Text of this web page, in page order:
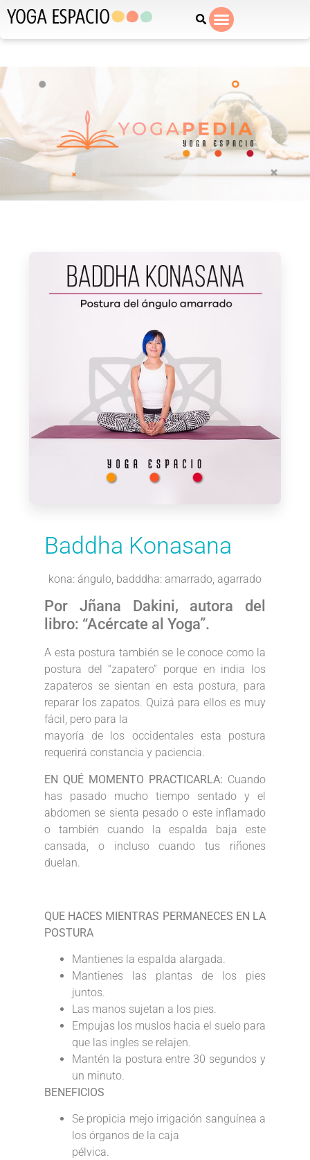
Baddha Konasana
kona: ángulo, badddha: amarrado, agarrado
Por Jñana Dakini, autora del
libro: “Acércate al Yoga”.
A esta postura también se le conoce como la
postura del “zapatero” porque en india los
zapateros se sientan en esta postura, para
reparar los zapatos. Quizá para ellos es muy
fácil, pero para la
mayoría de los occidentales esta postura
requerirá constancia y paciencia.
EN QUÉ MOMENTO PRACTICARLA: Cuando
has pasado mucho tiempo sentado y el
abdomen se sienta pesado o este inflamado
o también cuando la espalda baja este
cansada, o incluso cuando tus riñones
duelan.
QUE HACES MIENTRAS PERMANECES EN LA
POSTURA
Mantienes la espalda alargada.
Mantienes las plantas de los pies
juntos.
Las manos sujetan a los pies.
Empujas los muslos hacia el suelo para
que las ingles se relajen.
Mantén la postura entre 30 segundos y
un minuto.
BENEFICIOS
Se propicia mejo irrigación sanguínea a
los órganos de la caja
pélvica.